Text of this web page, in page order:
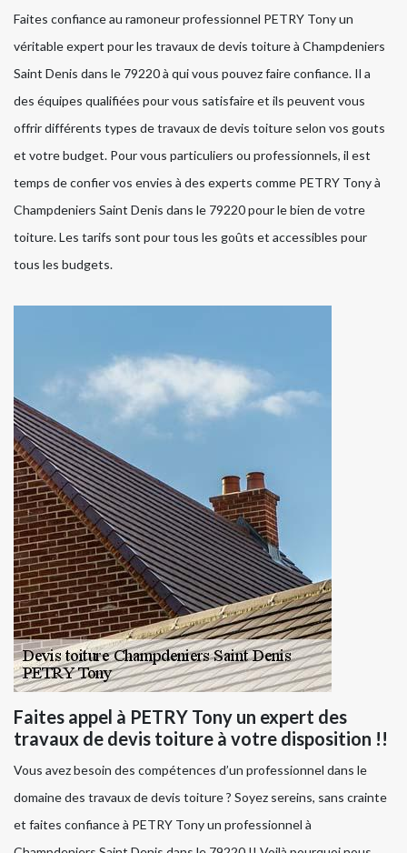
Faites confiance au ramoneur professionnel PETRY Tony un
véritable expert pour les travaux de devis toiture à Champdeniers
Saint Denis dans le 79220 à qui vous pouvez faire confiance. Il a
des équipes qualifiées pour vous satisfaire et ils peuvent vous
offrir différents types de travaux de devis toiture selon vos gouts
et votre budget. Pour vous particuliers ou professionnels, il est
temps de confier vos envies à des experts comme PETRY Tony à
Champdeniers Saint Denis dans le 79220 pour le bien de votre
toiture. Les tarifs sont pour tous les goûts et accessibles pour
tous les budgets.
Faites appel à PETRY Tony un expert des
travaux de devis toiture à votre disposition !!
Vous avez besoin des compétences d’un professionnel dans le
domaine des travaux de devis toiture ? Soyez sereins, sans crainte
et faites confiance à PETRY Tony un professionnel à